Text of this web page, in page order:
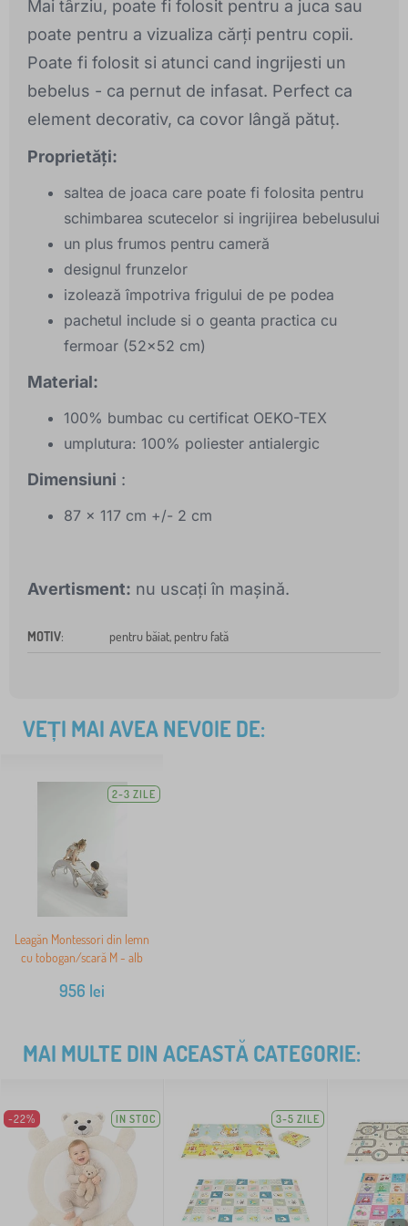
Mai târziu, poate fi folosit pentru a juca sau
poate pentru a vizualiza cărți pentru copii.
Poate fi folosit si atunci cand ingrijesti un
bebelus - ca pernut de infasat. Perfect ca
element decorativ, ca covor lângă pătuț.
Proprietăți:
saltea de joaca care poate fi folosita pentru
schimbarea scutecelor si ingrijirea bebelusului
un plus frumos pentru cameră
designul frunzelor
izolează împotriva frigului de pe podea
pachetul include si o geanta practica cu
fermoar (52x52 cm)
Material:
100% bumbac cu certificat OEKO-TEX
umplutura: 100% poliester antialergic
Dimensiuni :
87 x 117 cm +/- 2 cm
Avertisment: nu uscați în mașină.
MOTIV: pentru băiat, pentru fată
VEȚI MAI AVEA NEVOIE DE:
2-3 ZILE
Leagăn Montessori din lemn
cu tobogan/scară M - alb
956 lei
MAI MULTE DIN ACEASTĂ CATEGORIE:
-22% IN STOC 3-5 ZILE